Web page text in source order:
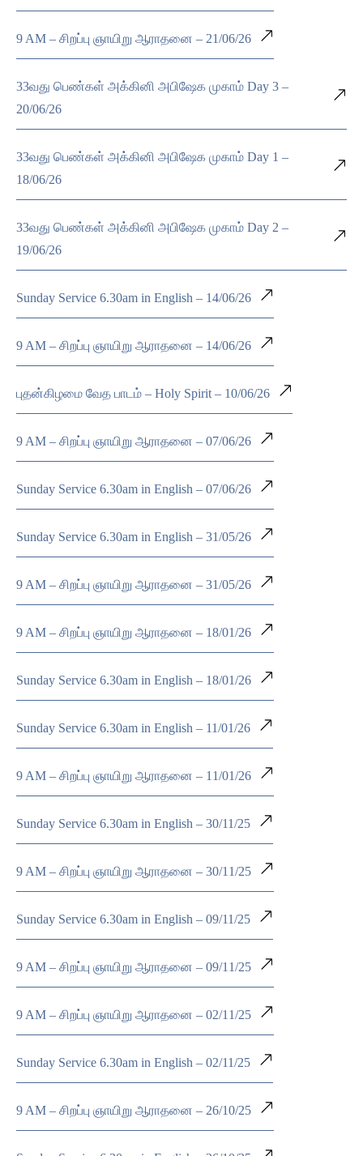
9 AM – சிறப்பு ஞாயிறு ஆராதனை – 21/06/26
33வது பெண்கள் அக்கினி அபிஷேக முகாம் Day 3 –
20/06/26
33வது பெண்கள் அக்கினி அபிஷேக முகாம் Day 1 –
18/06/26
33வது பெண்கள் அக்கினி அபிஷேக முகாம் Day 2 –
19/06/26
Sunday Service 6.30am in English – 14/06/26
9 AM – சிறப்பு ஞாயிறு ஆராதனை – 14/06/26
புதன்கிழமை வேத பாடம் – Holy Spirit – 10/06/26
9 AM – சிறப்பு ஞாயிறு ஆராதனை – 07/06/26
Sunday Service 6.30am in English – 07/06/26
Sunday Service 6.30am in English – 31/05/26
9 AM – சிறப்பு ஞாயிறு ஆராதனை – 31/05/26
9 AM – சிறப்பு ஞாயிறு ஆராதனை – 18/01/26
Sunday Service 6.30am in English – 18/01/26
Sunday Service 6.30am in English – 11/01/26
9 AM – சிறப்பு ஞாயிறு ஆராதனை – 11/01/26
Sunday Service 6.30am in English – 30/11/25
9 AM – சிறப்பு ஞாயிறு ஆராதனை – 30/11/25
Sunday Service 6.30am in English – 09/11/25
9 AM – சிறப்பு ஞாயிறு ஆராதனை – 09/11/25
9 AM – சிறப்பு ஞாயிறு ஆராதனை – 02/11/25
Sunday Service 6.30am in English – 02/11/25
9 AM – சிறப்பு ஞாயிறு ஆராதனை – 26/10/25